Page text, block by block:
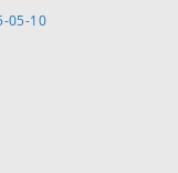
05-10